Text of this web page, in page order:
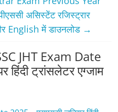
असिस्टेंट रजिस्ट्रार
और English में डाउनलोड →
JHT Exam Date
ट्रांसलेटर एग्जाम